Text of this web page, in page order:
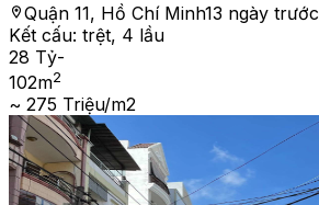
Quận 11, Hồ Chí Minh13 ngày trước
Kết cấu: trệt, 4 lầu
28 Tỷ-
102m2
~ 275 Triệu/m2